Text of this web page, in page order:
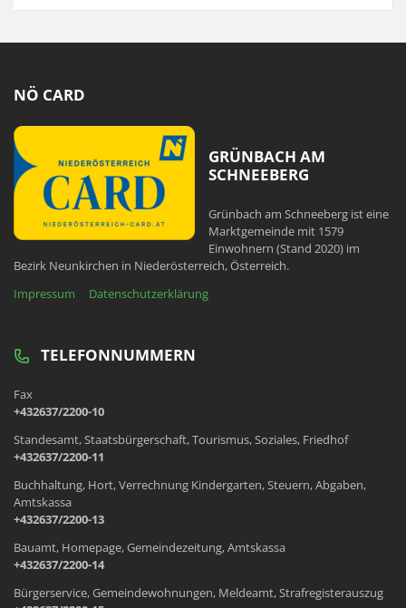
NÖ CARD
GRÜNBACH AM
SCHNEEBERG
Grünbach am Schneeberg ist eine
Marktgemeinde mit 1579
Einwohnern (Stand 2020) im
Bezirk Neunkirchen in Niederösterreich, Österreich.
Impressum
Datenschutzerklärung
TELEFONNUMMERN
Fax
+432637/2200-10
Standesamt, Staatsbürgerschaft, Tourismus, Soziales, Friedhof
+432637/2200-11
Buchhaltung, Hort, Verrechnung Kindergarten, Steuern, Abgaben,
Amtskassa
+432637/2200-13
Bauamt, Homepage, Gemeindezeitung, Amtskassa
+432637/2200-14
Bürgerservice, Gemeindewohnungen, Meldeamt, Strafregisterauszug